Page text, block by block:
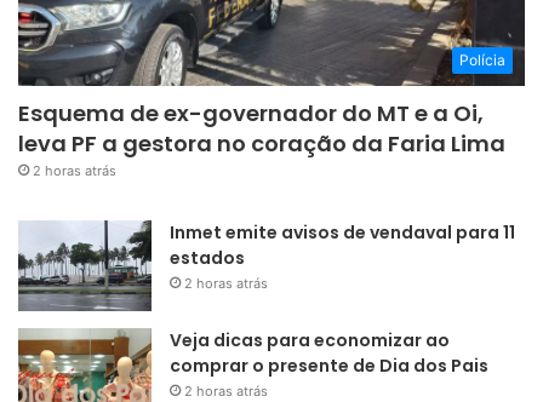
Polícia
Esquema de ex-governador do MT e a Oi,
leva PF a gestora no coração da Faria Lima
2 horas atrás
Inmet emite avisos de vendaval para 11
estados
2 horas atrás
Veja dicas para economizar ao
comprar o presente de Dia dos Pais
2 horas atrás